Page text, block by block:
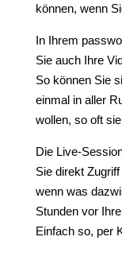
können, wenn
In Ihrem
Sie auch Ihre
So können Sie
einmal in aller
wollen, so oft
Die Live-
Sie direkt
wenn was
Stunden vor
Einfach so, per